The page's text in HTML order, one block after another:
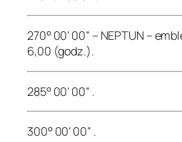
270° 00’ 00” – NEPTUN –
6,00 (godz.).
285° 00’ 00” .
300° 00’ 00” .